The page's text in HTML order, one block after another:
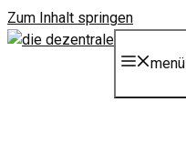
Zum Inhalt springen
menü